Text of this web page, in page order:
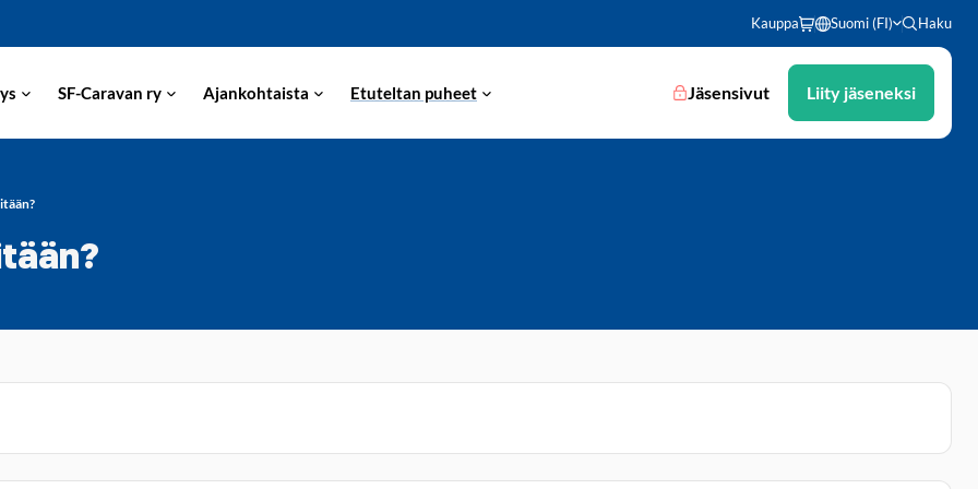
Kauppa Suomi (FI) Haku
SF-Caravan ry Ajankohtaista Etuteltan puheet Jäsensivut Liity jäseneksi